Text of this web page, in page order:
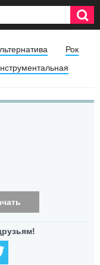
Рок